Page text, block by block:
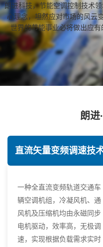
朗进科技，节能空调控制技术
心理念，坦然应对市场的风云
世界的节能事业必将做出应
朗进
直流矢量变频调速技
一种全直流变频轨道交通车
辆空调机组，冷凝风机、通
风机及压缩机均由永磁同步
电机驱动，效率高，无极调
速，实现根据负载需求实时